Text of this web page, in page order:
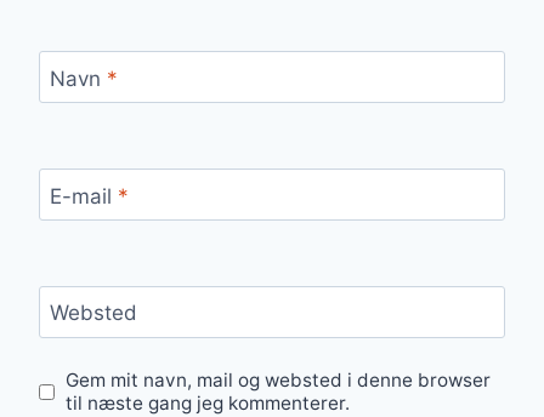
Navn *
E-mail *
Websted
Gem mit navn, mail og websted i denne browser
til næste gang jeg kommenterer.